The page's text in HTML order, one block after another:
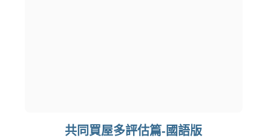
共同買屋多評估篇-國語版